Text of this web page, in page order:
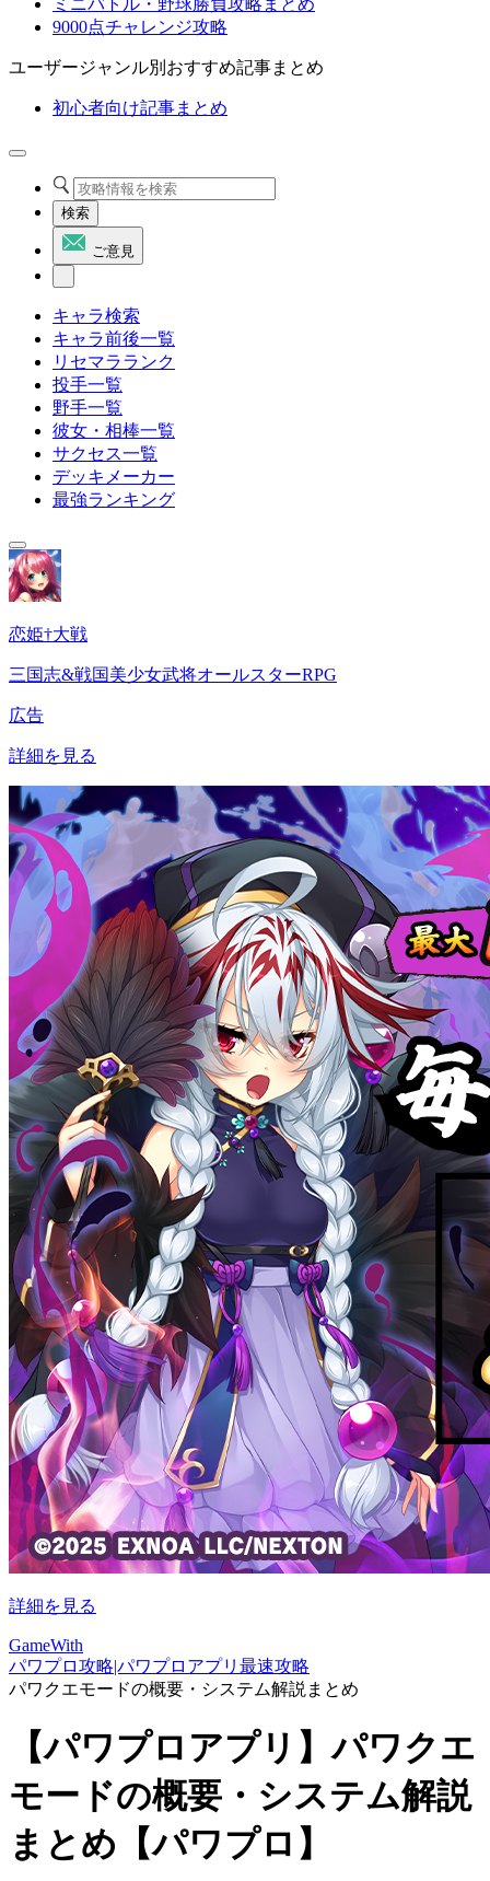
ミニバトル・野球勝負攻略まとめ
9000点チャレンジ攻略
ユーザージャンル別おすすめ記事まとめ
初心者向け記事まとめ
検索
ご意見
キャラ検索
キャラ前後一覧
リセマラランク
投手一覧
野手一覧
彼女・相棒一覧
サクセス一覧
デッキメーカー
最強ランキング
恋姫†大戦
三国志&戦国美少女武将オールスターRPG
広告
詳細を見る
詳細を見る
GameWith
パワプロ攻略|パワプロアプリ最速攻略
パワクエモードの概要・システム解説まとめ
【パワプロアプリ】パワクエ
モードの概要・システム解説
まとめ【パワプロ】